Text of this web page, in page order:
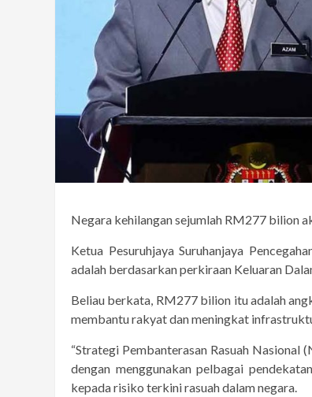
Negara kehilangan sejumlah RM277 bilion
Ketua Pesuruhjaya Suruhanjaya
adalah berdasarkan perkiraan Keluaran
Beliau berkata, RM277 bilion itu adalah
membantu rakyat dan meningkat
“Strategi Pembanterasan Rasuah Nasional
dengan menggunakan pelbagai
kepada risiko terkini rasuah dalam negara.